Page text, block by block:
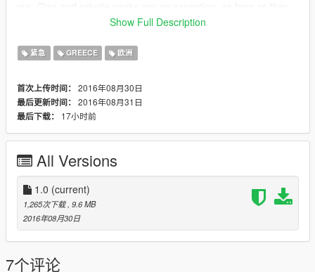
stay 'private'. Correct credits must be given at ALL times.
all copyright has been received and it's forbidden to edit or to
upload to another site or forum
Show Full Description
紧急 GREECE 欧洲
首次上传时间： 2016年08月30日
最后更新时间： 2016年08月31日
最后下载：
17小时前
All Versions
1.0 (current)
1,265次下载 , 9.6 MB
2016年08月30日
7个评论